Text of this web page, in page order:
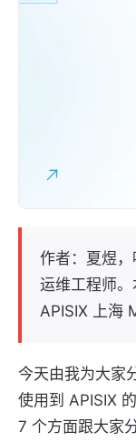
作者：夏煜
运维工程师
APISIX 上海
今天由我为大家
使用到 APISIX
7 个方面跟大家